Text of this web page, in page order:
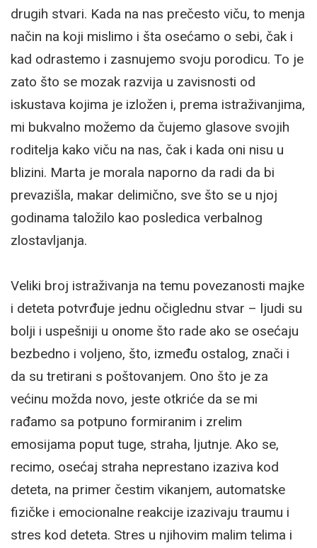
drugih stvari. Kada na nas prečesto viču, to menja
način na koji mislimo i šta osećamo o sebi, čak i
kad odrastemo i zasnujemo svoju porodicu. To je
zato što se mozak razvija u zavisnosti od
iskustava kojima je izložen i, prema istraživanjima,
mi bukvalno možemo da čujemo glasove svojih
roditelja kako viču na nas, čak i kada oni nisu u
blizini. Marta je morala naporno da radi da bi
prevazišla, makar delimično, sve što se u njoj
godinama taložilo kao posledica verbalnog
zlostavljanja.
Veliki broj istraživanja na temu povezanosti majke
i deteta potvrđuje jednu očiglednu stvar – ljudi su
bolji i uspešniji u onome što rade ako se osećaju
bezbedno i voljeno, što, između ostalog, znači i
da su tretirani s poštovanjem. Ono što je za
većinu možda novo, jeste otkriće da se mi
rađamo sa potpuno formiranim i zrelim
emosijama poput tuge, straha, ljutnje. Ako se,
recimo, osećaj straha neprestano izaziva kod
deteta, na primer čestim vikanjem, automatske
fizičke i emocionalne reakcije izazivaju traumu i
stres kod deteta. Stres u njihovim malim telima i